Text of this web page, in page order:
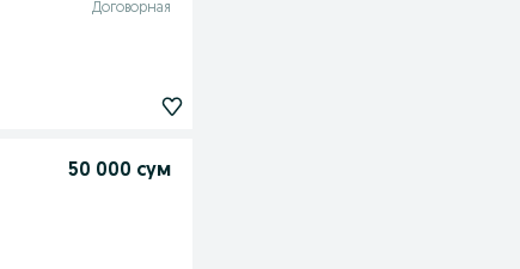
Договорная
50 000 сум